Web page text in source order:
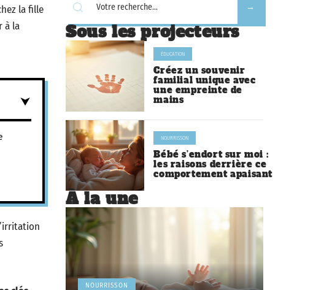
la fille
à la
Sous les projecteurs
ÉDUCATION
Créez un souvenir
familial unique avec
une empreinte de
mains
NOURRISSON
Bébé s’endort sur moi :
les raisons derrière ce
comportement apaisant
À la une
NOURRISSON